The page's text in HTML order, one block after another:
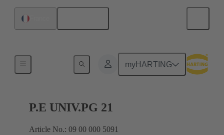
myHARTING
Presse-étoupes
P.E UNIV.PG 21
Article No.: 09 00 000 5091